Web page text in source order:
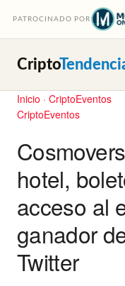
PATROCINADO POR
Cripto
Inicio · CriptoEventos
CriptoEventos
hotel,
acceso al
ganador
Twitter